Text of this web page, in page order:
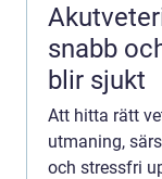
Akutveterinär
snabb
blir sjukt
Att hitta rätt
utmaning,
och stressfri